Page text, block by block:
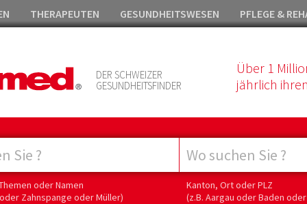
THERAPEUTEN GESUNDHEITSWESEN PFLEGE &
DER SCHWEIZER
GESUNDHEITSFINDER
Über 1
jährlich
oder Namen
Zahnspange oder Müller)
Kanton, Ort oder PLZ
(z.B. Aargau oder Baden oder